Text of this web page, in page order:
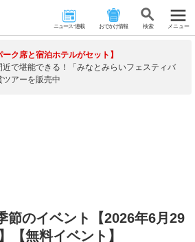
ニュース･連載 おでかけ情報 検 索 メニュー
ーク席と宿泊ホテルがセット】
近で堪能できる！「みなとみらいフェスティバ
ツアーを販売中
節のイベント【2026年6月29
【無料イベント】